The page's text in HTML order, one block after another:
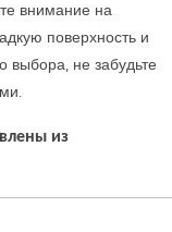
внимание на
поверхность и
не забудьте
из